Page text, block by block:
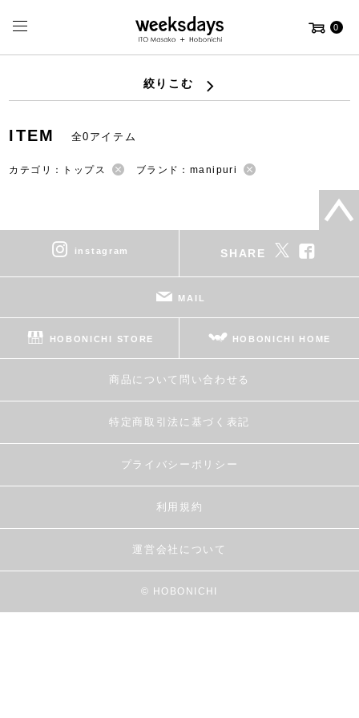
0
絞りこむ
ITEM 全0アイテム
カテゴリ：トップス ブランド：manipuri
instagram SHARE
MAIL
HOBONICHI STORE HOBONICHI HOME
商品について問い合わせる
特定商取引法に基づく表記
プライバシーポリシー
利用規約
運営会社について
© HOBONICHI